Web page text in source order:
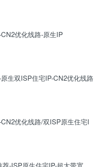
优化线路-原生IP
生双ISP住宅IP-CN2优化线路
优化线路/双ISP原生住宅I